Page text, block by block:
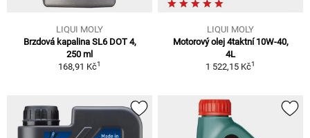
LIQUI MOLY
Brzdová kapalina SL6 DOT 4,
250 ml
168,91 Kč1
LIQUI MOLY
Motorový olej 4taktní 10W-40,
4L
1 522,15 Kč1